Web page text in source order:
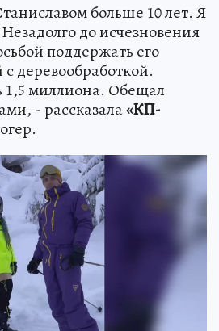
больше 10 лет. Я
до исчезновения
поддержать его
деревообработкой.
1,5 миллиона. Обещал
- рассказала«КП-